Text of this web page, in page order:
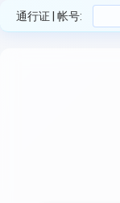
通行证 | 帐号: